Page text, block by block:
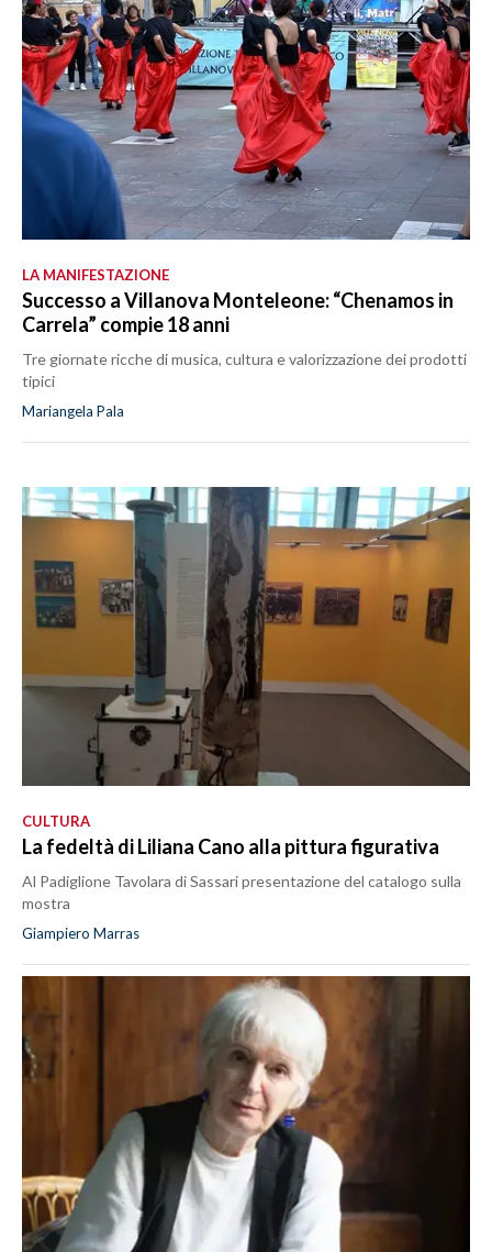
LA MANIFESTAZIONE
Successo a Villanova Monteleone: “Chenamos in
Carrela” compie 18 anni
Tre giornate ricche di musica, cultura e valorizzazione dei prodotti
tipici
Mariangela Pala
CULTURA
La fedeltà di Liliana Cano alla pittura figurativa
Al Padiglione Tavolara di Sassari presentazione del catalogo sulla
mostra
Giampiero Marras